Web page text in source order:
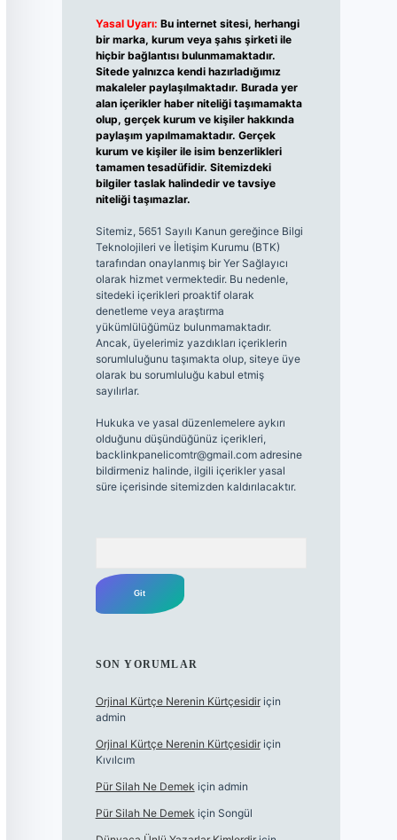
Yasal Uyarı: Bu internet sitesi, herhangi
bir marka, kurum veya şahıs şirketi ile
hiçbir bağlantısı bulunmamaktadır.
Sitede yalnızca kendi hazırladığımız
makaleler paylaşılmaktadır. Burada yer
alan içerikler haber niteliği taşımamakta
olup, gerçek kurum ve kişiler hakkında
paylaşım yapılmamaktadır. Gerçek
kurum ve kişiler ile isim benzerlikleri
tamamen tesadüfidir. Sitemizdeki
bilgiler taslak halindedir ve tavsiye
niteliği taşımazlar.
Sitemiz, 5651 Sayılı Kanun gereğince Bilgi
Teknolojileri ve İletişim Kurumu (BTK)
tarafından onaylanmış bir Yer Sağlayıcı
olarak hizmet vermektedir. Bu nedenle,
sitedeki içerikleri proaktif olarak
denetleme veya araştırma
yükümlülüğümüz bulunmamaktadır.
Ancak, üyelerimiz yazdıkları içeriklerin
sorumluluğunu taşımakta olup, siteye üye
olarak bu sorumluluğu kabul etmiş
sayılırlar.
Hukuka ve yasal düzenlemelere aykırı
olduğunu düşündüğünüz içerikleri,
backlinkpanelicomtr@gmail.comadresine
bildirmeniz halinde, ilgili içerikler yasal
süre içerisinde sitemizden kaldırılacaktır.
SON YORUMLAR
Orjinal Kürtçe Nerenin Kürtçesidiriçin
admin
Orjinal Kürtçe Nerenin Kürtçesidiriçin
Kıvılcım
Pür Silah Ne Demek için admin
Pür Silah Ne Demek için Songül